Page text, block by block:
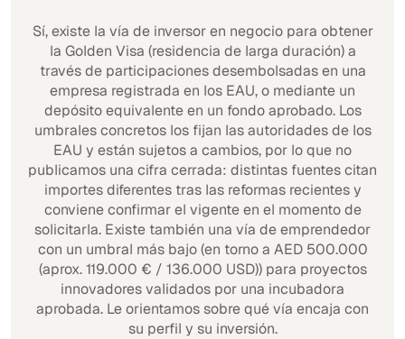
Sí, existe la vía de inversor en negocio para obtener
la Golden Visa (residencia de larga duración) a
través de participaciones desembolsadas en una
empresa registrada en los EAU, o mediante un
depósito equivalente en un fondo aprobado. Los
umbrales concretos los fijan las autoridades de los
EAU y están sujetos a cambios, por lo que no
publicamos una cifra cerrada: distintas fuentes citan
importes diferentes tras las reformas recientes y
conviene confirmar el vigente en el momento de
solicitarla. Existe también una vía de emprendedor
con un umbral más bajo (en torno a AED 500.000
(aprox. 119.000 € / 136.000 USD)) para proyectos
innovadores validados por una incubadora
aprobada. Le orientamos sobre qué vía encaja con
su perfil y su inversión.